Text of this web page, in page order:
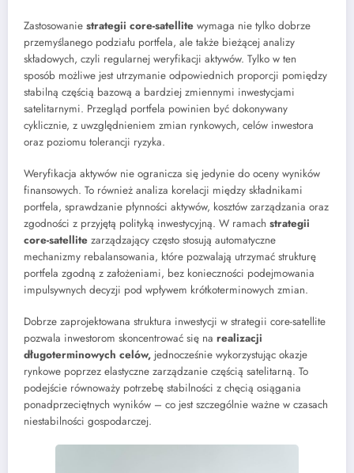
Zastosowanie strategii core-satellite wymaga nie tylko dobrze
przemyślanego podziału portfela, ale także bieżącej analizy
składowych, czyli regularnej weryfikacji aktywów. Tylko w ten
sposób możliwe jest utrzymanie odpowiednich proporcji pomiędzy
stabilną częścią bazową a bardziej zmiennymi inwestycjami
satelitarnymi. Przegląd portfela powinien być dokonywany
cyklicznie, z uwzględnieniem zmian rynkowych, celów inwestora
oraz poziomu tolerancji ryzyka.
Weryfikacja aktywów nie ogranicza się jedynie do oceny wyników
finansowych. To również analiza korelacji między składnikami
portfela, sprawdzanie płynności aktywów, kosztów zarządzania oraz
zgodności z przyjętą polityką inwestycyjną. W ramach strategii
core-satellite zarządzający często stosują automatyczne
mechanizmy rebalansowania, które pozwalają utrzymać strukturę
portfela zgodną z założeniami, bez konieczności podejmowania
impulsywnych decyzji pod wpływem krótkoterminowych zmian.
Dobrze zaprojektowana struktura inwestycji w strategii core-satellite
pozwala inwestorom skoncentrować się na realizacji
długoterminowych celów, jednocześnie wykorzystując okazje
rynkowe poprzez elastyczne zarządzanie częścią satelitarną. To
podejście równoważy potrzebę stabilności z chęcią osiągania
ponadprzeciętnych wyników – co jest szczególnie ważne w czasach
niestabilności gospodarczej.